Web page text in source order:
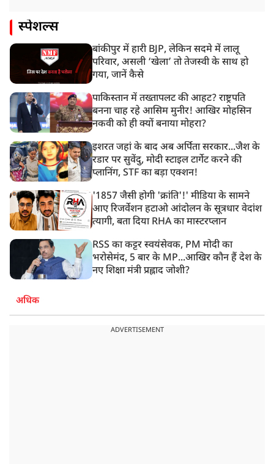
स्पेशल्स
बांकीपुर में हारी BJP, लेकिन सदमे में लालू
परिवार, असली ‘खेला’ तो तेजस्वी के साथ हो
गया, जानें कैसे
पाकिस्तान में तख्तापलट की आहट? राष्ट्रपति
बनना चाह रहे आसिम मुनीर! आखिर मोहसिन
नकवी को ही क्यों बनाया मोहरा?
इशरत जहां के बाद अब अर्पिता सरकार...जैश के
रडार पर सुवेंदु, मोदी स्टाइल टार्गेट करने की
प्लानिंग, STF का बड़ा एक्शन!
'1857 जैसी होगी 'क्रांति'!' मीडिया के सामने
आए रिजर्वेशन हटाओ आंदोलन के सूत्रधार वेदांश
त्यागी, बता दिया RHA का मास्टरप्लान
RSS का कट्टर स्वयंसेवक, PM मोदी का
भरोसेमंद, 5 बार के MP...आखिर कौन हैं देश के
नए शिक्षा मंत्री प्रह्लाद जोशी?
अधिक
ADVERTISEMENT